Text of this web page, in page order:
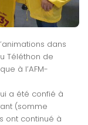
dans
Téléthon de
à l’AFM-
a été confié à
(somme
ont continué à